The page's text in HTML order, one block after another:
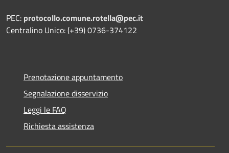
PEC: protocollo.comune.rotella@pec.it
Centralino Unico: (+39) 0736-374122
Prenotazione appuntamento
Segnalazione disservizio
Leggi le FAQ
Richiesta assistenza